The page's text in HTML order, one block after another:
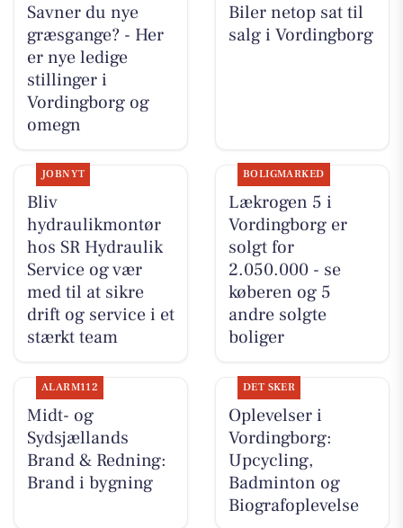
Savner du nye
græsgange? - Her
er nye ledige
stillinger i
Vordingborg og
omegn
Biler netop sat til
salg i Vordingborg
JOBNYT
Bliv
hydraulikmontør
hos SR Hydraulik
Service og vær
med til at sikre
drift og service i et
stærkt team
BOLIGMARKED
Lækrogen 5 i
Vordingborg er
solgt for
2.050.000 - se
køberen og 5
andre solgte
boliger
ALARM112
Midt- og
Sydsjællands
Brand & Redning:
Brand i bygning
DET SKER
Oplevelser i
Vordingborg:
Upcycling,
Badminton og
Biografoplevelse